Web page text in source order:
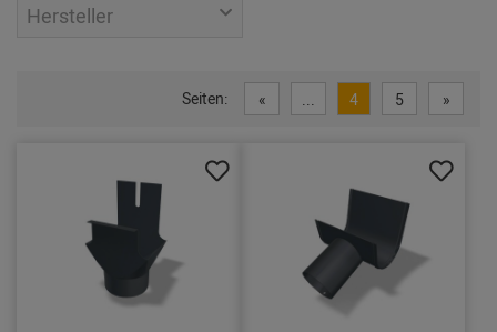
Hersteller
Seiten: « 4 5 »